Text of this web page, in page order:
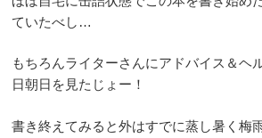
ていたべし…
もちろんライターさんにアドバイス＆ヘ
日朝日を見たじょー！
書き終えてみると外はすでに蒸し暑く